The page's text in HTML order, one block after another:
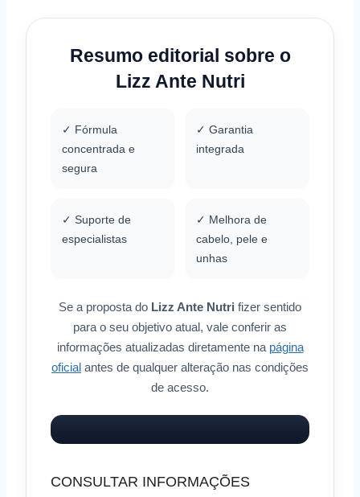
Resumo editorial sobre o
Lizz Ante Nutri
✓ Fórmula
concentrada e
segura
✓ Garantia
integrada
✓ Suporte de
especialistas
✓ Melhora de
cabelo, pele e
unhas
Se a proposta do Lizz Ante Nutri fizer sentido
para o seu objetivo atual, vale conferir as
informações atualizadas diretamente na página
oficial antes de qualquer alteração nas condições
de acesso.
CONSULTAR INFORMAÇÕES